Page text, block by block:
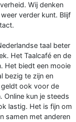
Wij denken
verder kunt. Blijf
taal beter
Het Taalcafé en de
Het biedt een mooie
bezig te zijn en
geldt ook voor de
Online kun je steeds
lastig. Het is fijn om
samen met anderen